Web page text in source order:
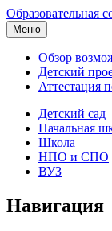
Образовательная
Меню
Обзор
Детский
Аттестация
Детский сад
Начальная
Школа
НПО и СПО
ВУЗ
Навигация